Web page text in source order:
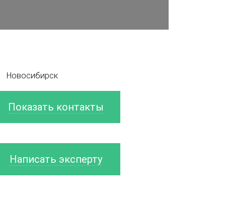
Новосибирск
Показать контакты
Написать эксперту